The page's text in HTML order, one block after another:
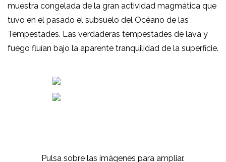
muestra congelada de la gran actividad magmática que
tuvo en el pasado el subsuelo del Océano de las
Tempestades. Las verdaderas tempestades de lava y
fuego fluían bajo la aparente tranquilidad de la superficie.
Pulsa sobre las imágenes para ampliar.